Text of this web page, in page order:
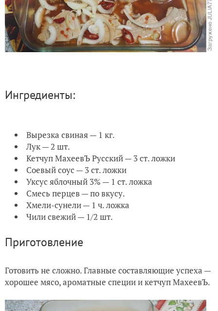
Ингредиенты:
Вырезка свиная — 1 кг.
Лук — 2 шт.
Кетчуп МахеевЪ Русский — 3 ст. ложки
Соевый соус — 3 ст. ложки
Уксус яблочный 3% — 1 ст. ложка
Смесь перцев — по вкусу.
Хмели-сунели — 1 ч. ложка
Чили свежий — 1/2 шт.
Приготовление
Готовить не сложно. Главные составляющие успеха —
хорошее мясо, ароматные специи и кетчуп МахеевЪ.